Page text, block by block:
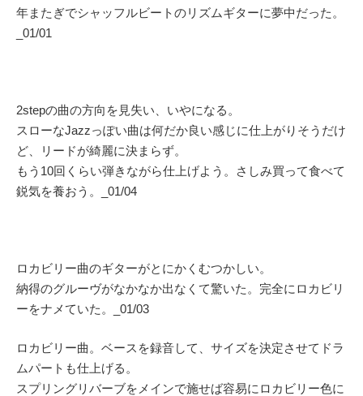
年またぎでシャッフルビートのリズムギターに夢中だった。
_01/01
2stepの曲の方向を見失い、いやになる。
スローなJazzっぽい曲は何だか良い感じに仕上がりそうだけ
ど、リードが綺麗に決まらず。
もう10回くらい弾きながら仕上げよう。さしみ買って食べて
鋭気を養おう。_01/04
ロカビリー曲のギターがとにかくむつかしい。
納得のグルーヴがなかなか出なくて驚いた。完全にロカビリ
ーをナメていた。_01/03
ロカビリー曲。ベースを録音して、サイズを決定させてドラ
ムパートも仕上げる。
スプリングリバーブをメインで施せば容易にロカビリー色に